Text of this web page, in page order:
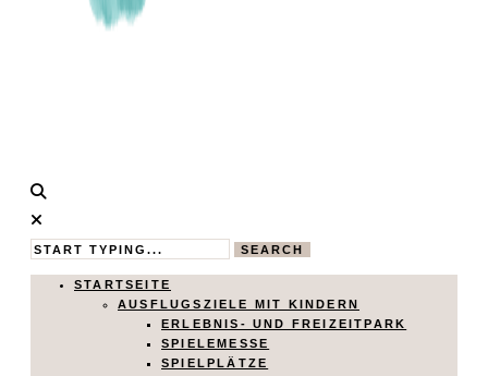
Calistas
Traum
MAMABLOG
SEARCH
STARTSEITE
AUSFLUGSZIELE MIT KINDERN
ERLEBNIS- UND FREIZEITPARK
SPIELEMESSE
SPIELPLÄTZE